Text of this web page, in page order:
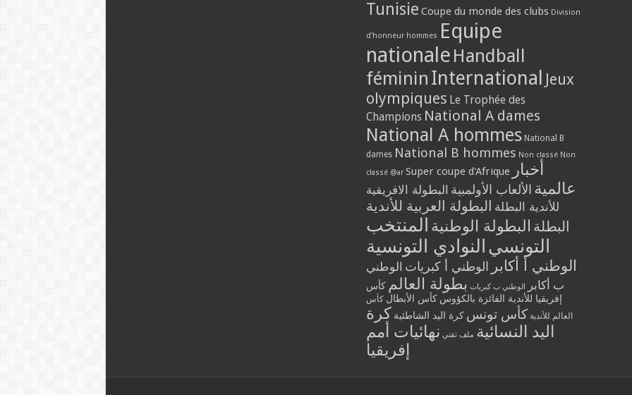
Tunisie Coupe du monde des clubs Division
d'honneur hommes Equipe
nationale Handball
féminin International Jeux
olympiques Le Trophée des
Champions National A dames
National A hommes National B
dames National B hommes Non classé Non
classé @ar Super coupe d'Afrique أخبار
عالمية الألعاب الأولمبية البطولة الافريقية
للأندية البطلة البطولة العربية للأندية
البطلة البطولة الوطنية المنتخب
التونسي النوادي التونسية
الوطني أ أكابر الوطني أ كبريات الوطني
ب أكابر
الوطني ب كبريات بطولة العالم كأس
إفريقيا للأندية الفائزة بالكؤوس كأس الأبطال كأس
العالم للأندية كأس تونس كرة اليد الشاطئية كرة
اليد النسائية ملف تقني نهائيات أمم
إفريقيا